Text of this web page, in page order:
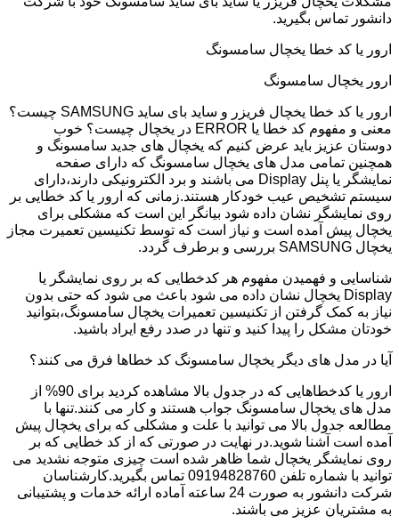
دانشور تماس بگیرید.
ارور یا کد خطا یخچال سامسونگ
ارور یخچال سامسونگ
ارور یا کد خطا یخچال فریزر و ساید بای ساید SAMSUNG چیست؟
معنی و مفهوم کد خطا یا ERROR در یخچال چیست؟ خوب
دوستان عزیز باید عرض کنیم که یخچال های جدید سامسونگ و
همچنین تمامی مدل های یخچال سامسونگ که دارای صفحه
نمایشگر یا پنل Display می باشند و برد الکترونیکی دارند،دارای
سیستم تشخیص عیب خودکار هستند.زمانی که ارور یا کد خطایی بر
روی نمایشگر نشان داده شود بیانگر این است که مشکلی برای
یخچال پیش آمده است و نیاز است که توسط تکنیسین تعمیرت مجاز
یخچال SAMSUNG بررسی و برطرف گردد.
شناسایی و فهمیدن مفهوم هر کدخطایی که بر روی نمایشگر یا
Display یخچال نشان داده می شود باعث می شود که حتی بدون
نیاز به کمک گرفتن از تکنیسین تعمیرات یخچال سامسونگ،بتوانید
خودتان مشکل را پیدا کنید و تنها در صدد رفع ایراد باشید.
آیا در مدل های دیگر یخچال سامسونگ کد خطاها فرق می کنند؟
ارور یا کدخطاهایی که در جدول بالا مشاهده کردید برای 90% از
مدل های یخچال سامسونگ جواب هستند و کار می کنند.تنها با
مطالعه جدول بالا می توانید با علت و مشکلی که برای یخچال پیش
آمده است آشنا شوید.در نهایت در صورتی که از کد خطایی که بر
روی نمایشگر یخچال شما ظاهر شده است چیزی متوجه نشدید می
توانید با شماره تلفن 09194828760 تماس بگیرید.کارشناسان
شرکت دانشور به صورت 24 ساعته آماده ارائه خدمات و پشتیبانی
به مشتریان عزیز می باشند.